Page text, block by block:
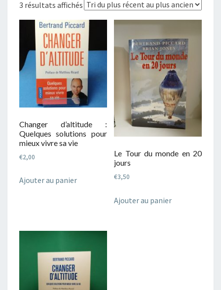
3 résultats affichés Trié
du
plus
récent
au
plus
ancien
Changer d’altitude :
Quelques solutions pour
mieux vivre sa vie
€2,00
Ajouter au panier
Le Tour du monde en 20
jours
€3,50
Ajouter au panier